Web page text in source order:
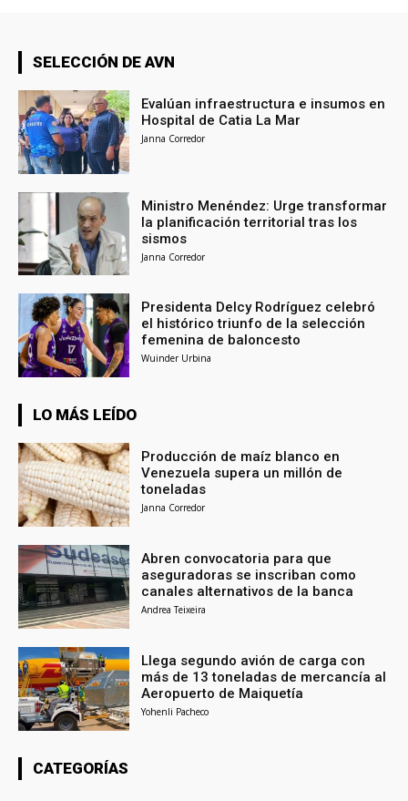
SELECCIÓN DE AVN
Evalúan infraestructura e insumos en
Hospital de Catia La Mar
Janna Corredor
Ministro Menéndez: Urge transformar
la planificación territorial tras los
sismos
Janna Corredor
Presidenta Delcy Rodríguez celebró
el histórico triunfo de la selección
femenina de baloncesto
Wuinder Urbina
LO MÁS LEÍDO
Producción de maíz blanco en
Venezuela supera un millón de
toneladas
Janna Corredor
Abren convocatoria para que
aseguradoras se inscriban como
canales alternativos de la banca
Andrea Teixeira
Llega segundo avión de carga con
más de 13 toneladas de mercancía al
Aeropuerto de Maiquetía
Yohenli Pacheco
CATEGORÍAS